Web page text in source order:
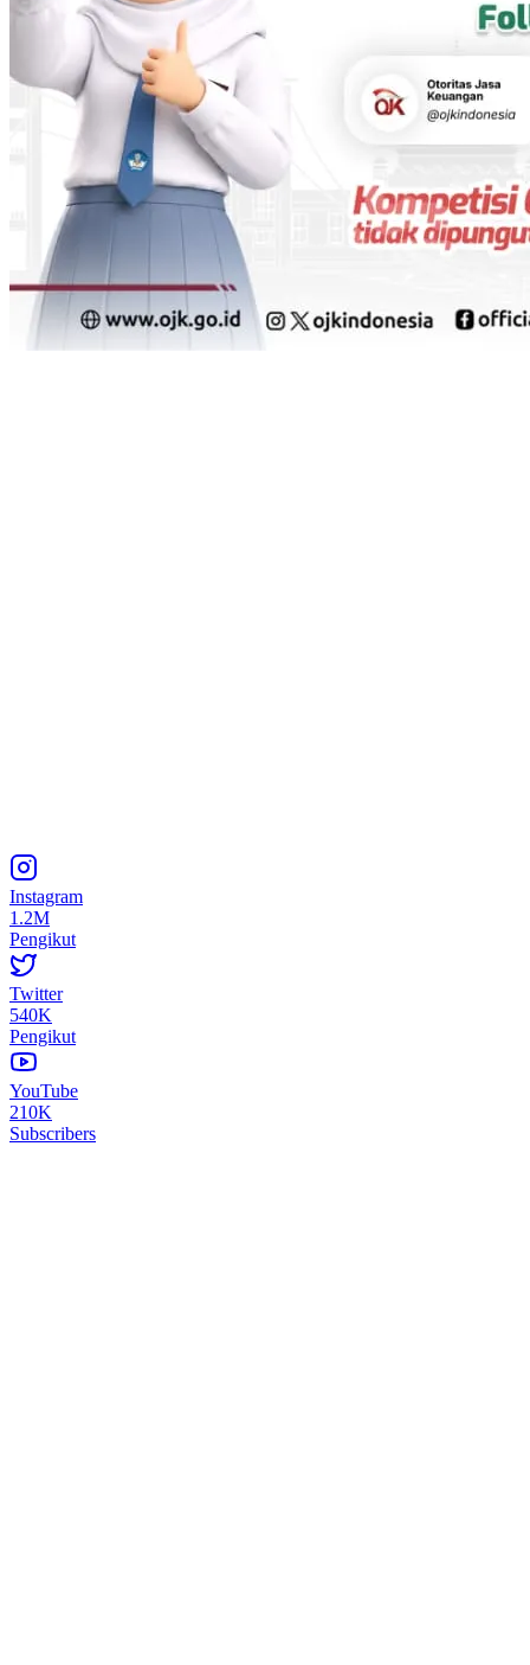
Instagram
1.2M
Pengikut
Twitter
540K
Pengikut
YouTube
210K
Subscribers